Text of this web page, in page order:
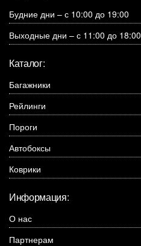
Будние дни – с 10:00 до 19:00
Выходные дни – с 11:00 до 18:00
Каталог:
Багажники
Рейлинги
Пороги
Автобоксы
Коврики
Информация:
О нас
Партнерам